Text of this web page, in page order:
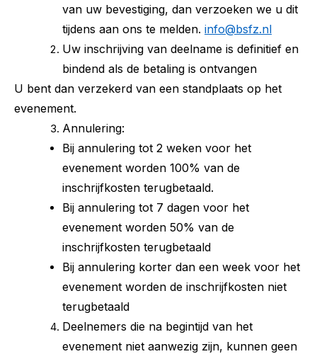
van uw bevestiging, dan verzoeken we u dit
tijdens aan ons te melden. info@bsfz.nl
Uw inschrijving van deelname is definitief en
bindend als de betaling is ontvangen
U bent dan verzekerd van een standplaats op het
evenement.
Annulering:
Bij annulering tot 2 weken voor het
evenement worden 100% van de
inschrijfkosten terugbetaald.
Bij annulering tot 7 dagen voor het
evenement worden 50% van de
inschrijfkosten terugbetaald
Bij annulering korter dan een week voor het
evenement worden de inschrijfkosten niet
terugbetaald
Deelnemers die na begintijd van het
evenement niet aanwezig zijn, kunnen geen